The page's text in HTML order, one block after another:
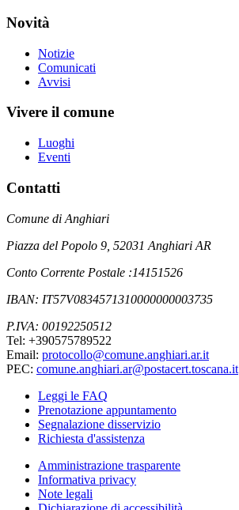
Novità
Notizie
Comunicati
Avvisi
Vivere il comune
Luoghi
Eventi
Contatti
Comune di Anghiari
Piazza del Popolo 9, 52031 Anghiari AR
Conto Corrente Postale :14151526
IBAN: IT57V0834571310000000003735
P.IVA: 00192250512
Tel: +390575789522
Email: protocollo@comune.anghiari.ar.it
PEC: comune.anghiari.ar@postacert.toscana.it
Leggi le FAQ
Prenotazione appuntamento
Segnalazione disservizio
Richiesta d'assistenza
Amministrazione trasparente
Informativa privacy
Note legali